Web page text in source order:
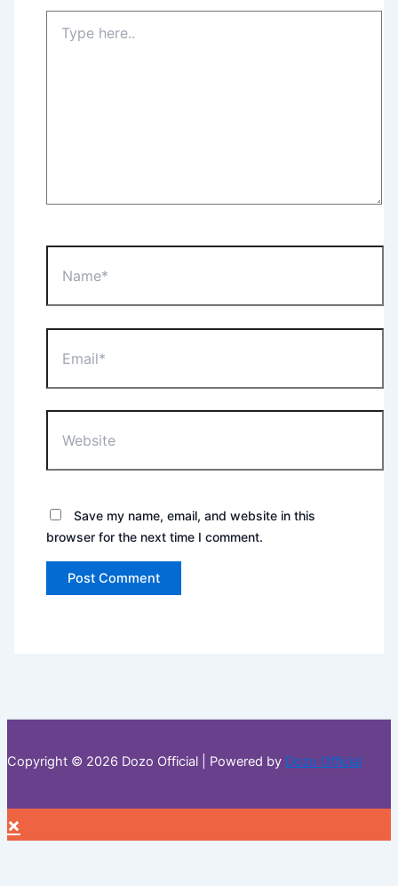
here..
Save my name, email, and website in this
browser for the next time I comment.
Copyright © 2026 Dozo Official | Powered by Dozo Official
×